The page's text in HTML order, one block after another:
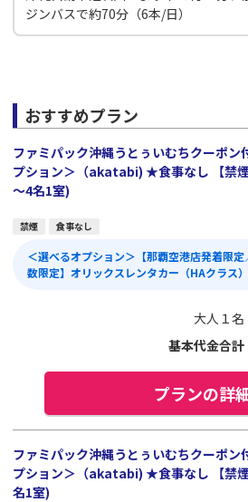
ジンバスで約70分（6本/日）
おすすめプラン
ファミパック沖縄うとぅいむちクーポン
プション＞（akatabi) ★食事なし 【禁
～4名1室)
禁煙 食事なし
＜選べるオプション＞【那覇空港店発着限定
数限定】オリックスレンタカー（HAクラス）
大人１名
基本代金合計
プランの詳
ファミパック沖縄うとぅいむちクーポン
プション＞（akatabi) ★食事なし 【禁
名1室)